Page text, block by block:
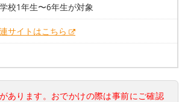
校1年生〜6年生が対象
サイトはこちら
あります。おでかけの際は事前にご確認